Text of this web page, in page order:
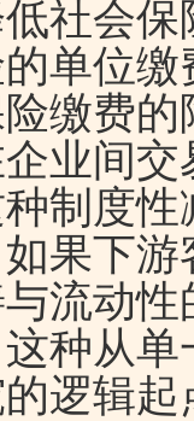
社会
单位
缴费
业间
制度
果下
流动
种从
逻辑起